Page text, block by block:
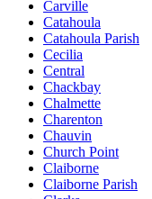
Carville
Catahoula
Catahoula Parish
Cecilia
Central
Chackbay
Chalmette
Charenton
Chauvin
Church Point
Claiborne
Claiborne Parish